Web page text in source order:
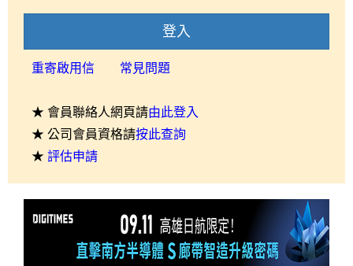
登入
重寄啟用信 常見問題
★ 會員聯絡人網頁請由此登入
★ 公司會員資格請按此查詢
★ 評估申請